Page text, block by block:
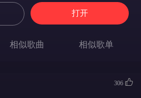
打开
相似歌曲 相似歌单
306